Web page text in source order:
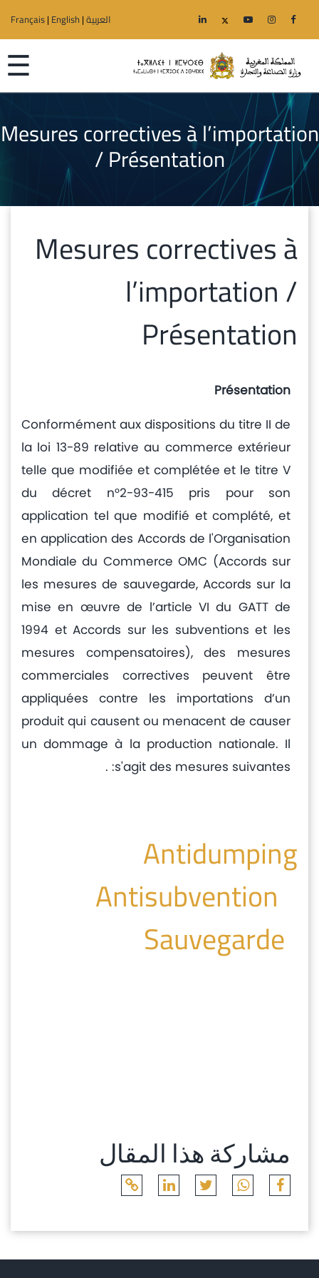
العربية|
Français| English
☰
الرئيسية
الوزارة
الجهوية
خدمات
مركز
الإتصال
Mesures correctives à l’importation
/ Présentation
Mesures correctives à
l’importation /
Présentation
Présentation
Conformément aux dispositions du titre II de
la loi 13-89 relative au commerce extérieur
telle que modifiée et complétée et le titre V
du décret n°2-93-415 pris pour son
application tel que modifié et complété, et
en application des Accords de l'Organisation
Mondiale du Commerce OMC (Accords sur
les mesures de sauvegarde, Accords sur la
mise en œuvre de l’article VI du GATT de
1994 et Accords sur les subventions et les
mesures compensatoires), des mesures
commerciales correctives peuvent être
appliquées contre les importations d’un
produit qui causent ou menacent de causer
un dommage à la production nationale. Il
s'agit des mesures suivantes: .
Antidumping
Sauvegarde
مشاركة هذا المقال